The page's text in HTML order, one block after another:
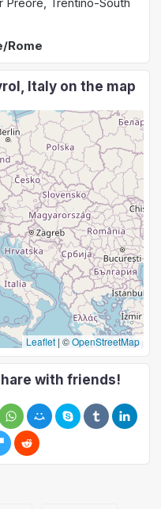
Rome
Italy on the map
Leaflet | ©OpenStreetMap
with friends!